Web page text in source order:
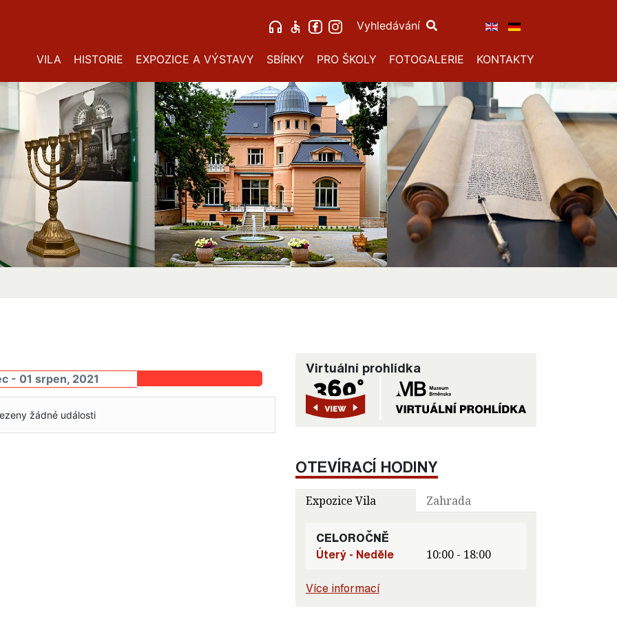
Vyhledávání
VILA HISTORIE EXPOZICE A VÝSTAVY SBÍRKY PRO ŠKOLY FOTOGALERIE KONTAKTY
- 01 srpen, 2021
žádné události
Virtuální prohlídka
OTEVÍRACÍ HODINY
Expozice Vila Zahrada
CELOROČNĚ
Úterý - Neděle
10:00 - 18:00
Více informací